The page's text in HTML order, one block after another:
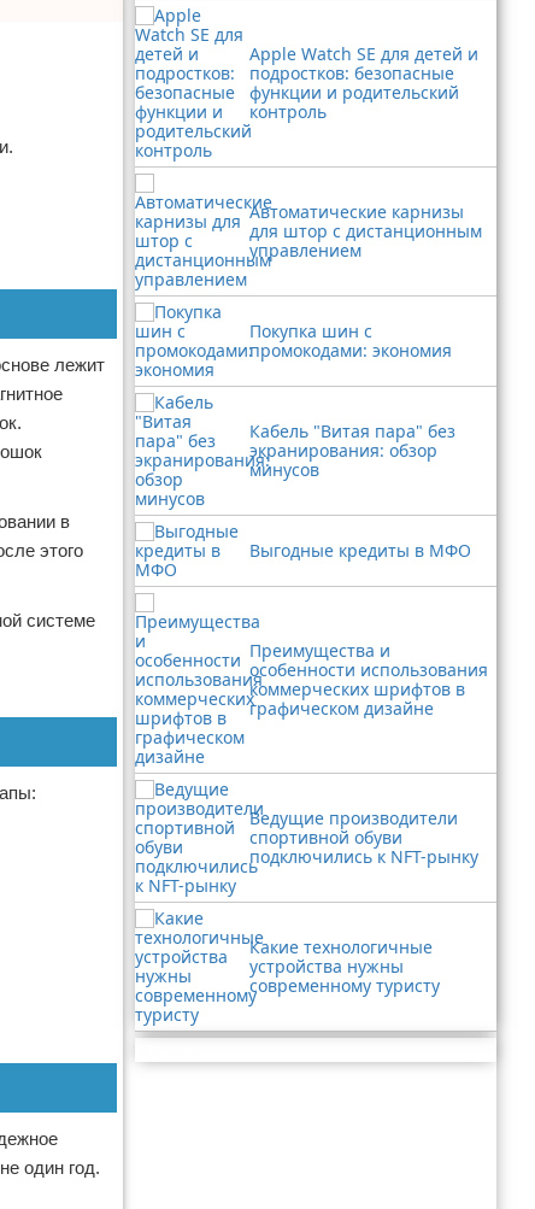
лежит
в
этого
системе
один год.
Apple Watch SE для детей и
подростков: безопасные
функции и родительский
контроль
Автоматические карнизы
для штор с дистанционным
управлением
Покупка шин с
промокодами: экономия
Кабель "Витая пара" без
экранирования: обзор
минусов
Выгодные кредиты в МФО
Преимущества и
особенности использования
коммерческих шрифтов в
графическом дизайне
Ведущие производители
спортивной обуви
подключились к NFT-рынку
Какие технологичные
устройства нужны
современному туристу